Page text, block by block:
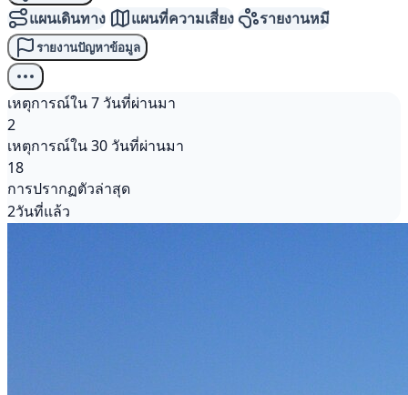
แผนเดินทาง แผนที่ความเสี่ยง รายงานหมี
รายงานปัญหาข้อมูล
เหตุการณ์ใน 7 วันที่ผ่านมา
2
เหตุการณ์ใน 30 วันที่ผ่านมา
18
การปรากฏตัวล่าสุด
2วันที่แล้ว